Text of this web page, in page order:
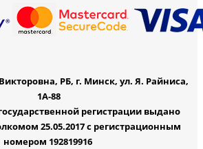
РБ, г. Минск, ул. Я. Райниса,
1А-88
регистрации выдано
25.05.2017 с регистрационным
номером 192819916